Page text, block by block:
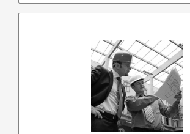
Parole
Style
Interlocuteurs
Relations
Coopérer
Assertivité